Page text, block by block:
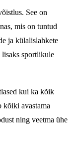
See on
mis on tuntud
ja külalislahkete
lisaks sportlikule
kui ka kõik
kõiki avastama
ning veetma ühe